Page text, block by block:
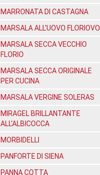
MARRONATA DI CASTAGNA
MARSALA ALL'UOVO FLORIOVO
MARSALA SECCA VECCHIO
FLORIO
MARSALA SECCA ORIGINALE
PER CUCINA
MARSALA VERGINE SOLERAS
MIRAGEL BRILLANTANTE
ALL'ALBICOCCA
MORBIDELLI
PANFORTE DI SIENA
PANNA COTTA